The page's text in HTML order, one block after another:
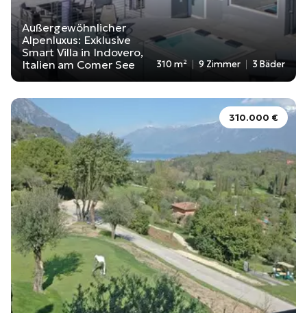
Außergewöhnlicher
Alpenluxus: Exklusive
Smart Villa in Indovero,
Italien am Comer See
310 m² 9 Zimmer 3 Bäder
310.000 €